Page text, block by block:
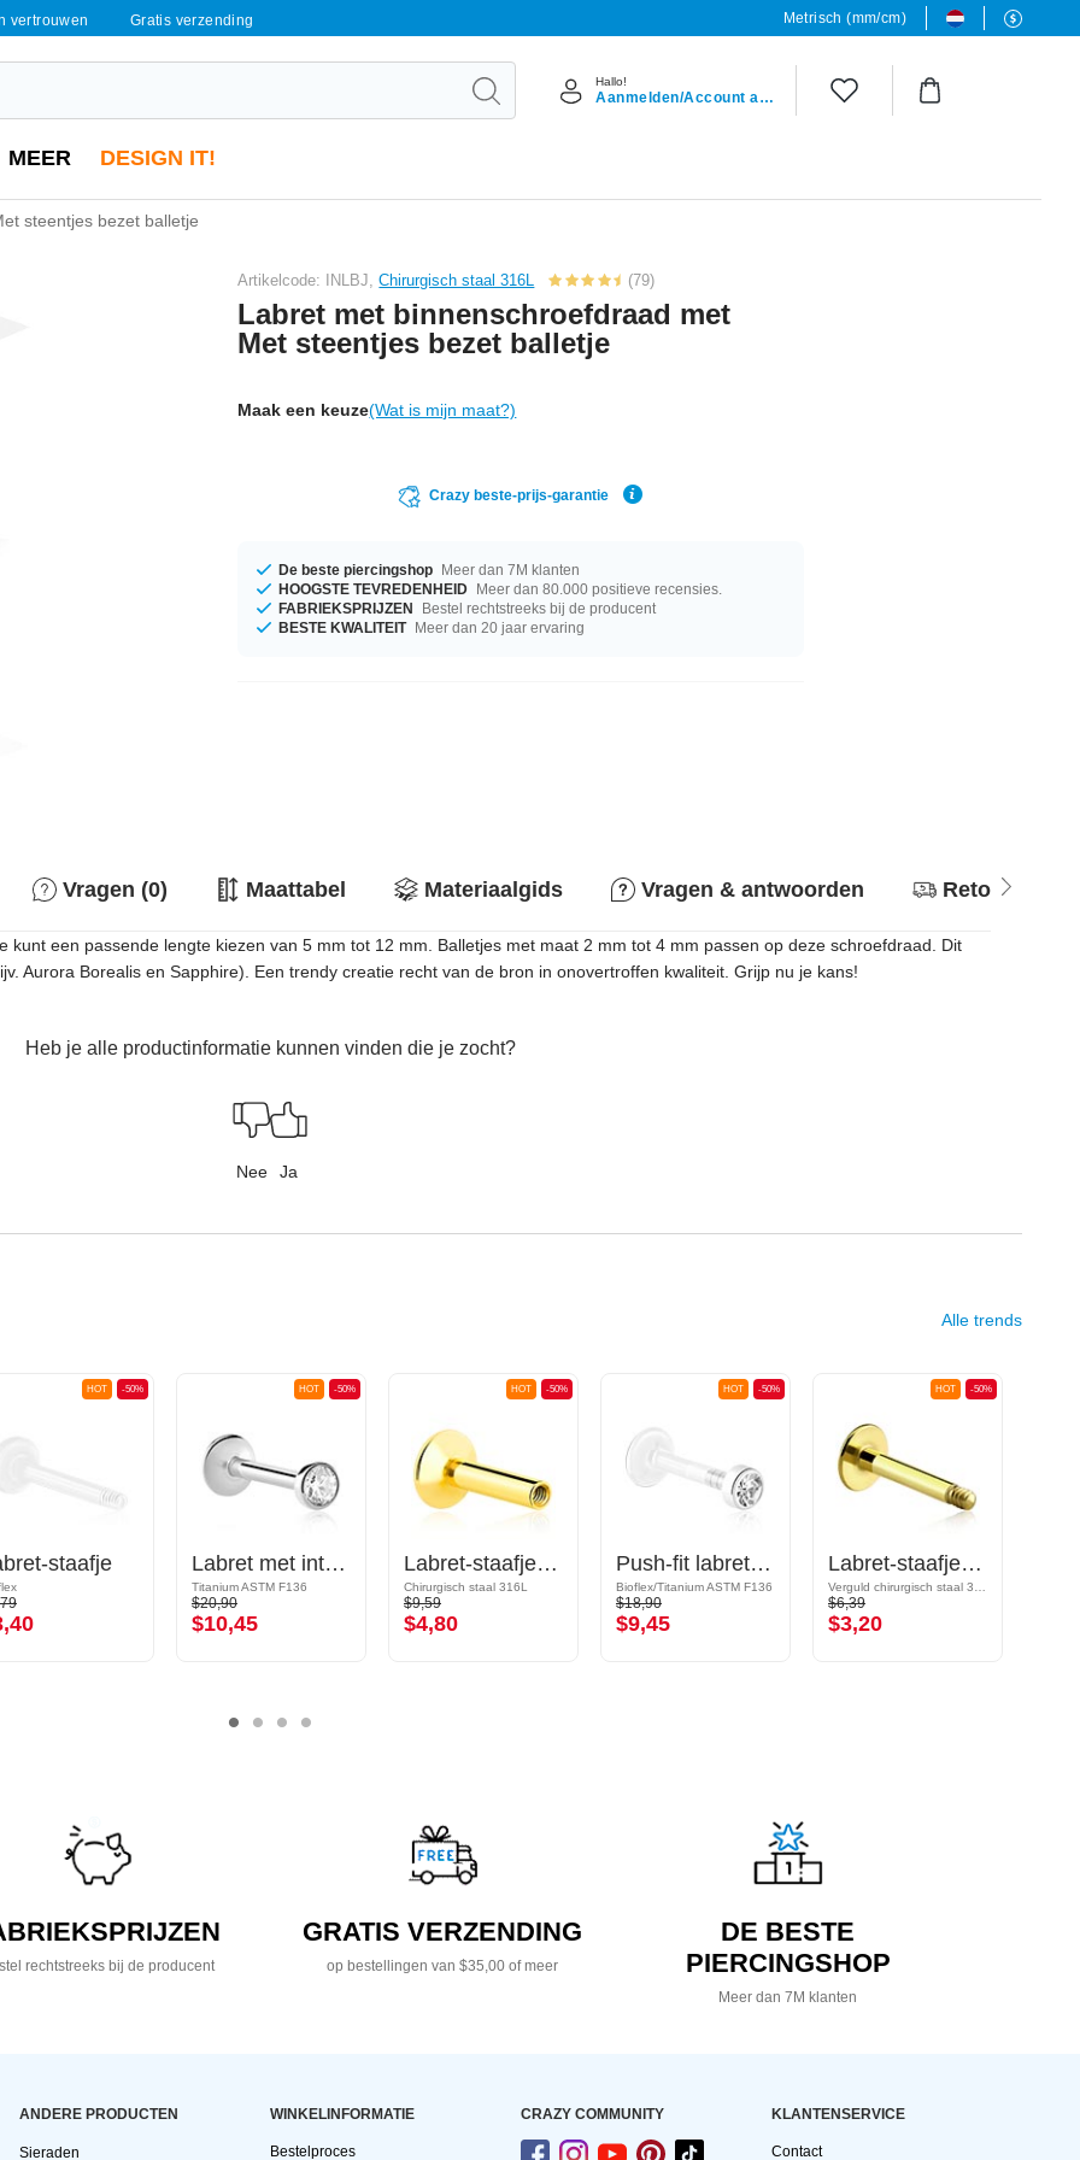
vertrouwen Gratis verzending Metrisch (mm/cm)
Hallo!
Aanmelden/Account aanmaken
MEER DESIGN IT!
steentjes bezet balletje
Artikelcode: INLBJ,Chirurgisch staal 316L (79)
Labret met binnenschroefdraad met
Met steentjes bezet balletje
Maak een keuze(Wat is mijn maat?)
Crazy beste-prijs-garantie
De beste piercingshop Meer dan 7M klanten
HOOGSTE TEVREDENHEID Meer dan 80.000 positieve recensies.
FABRIEKSPRIJZEN
Bestel rechtstreeks bij de producent
BESTE KWALITEIT Meer dan 20 jaar ervaring
Vragen (0) Maattabel Materiaalgids Vragen & antwoorden Retourbeleid
een passende lengte kiezen van 5 mm tot 12 mm. Balletjes met maat 2 mm tot 4 mm passen op deze schroefdraad. Dit
Aurora Borealis en Sapphire). Een trendy creatie recht van de bron in onovertroffen kwaliteit. Grijp nu je kans!
Heb je alle productinformatie kunnen vinden die je zocht?
Nee Ja
Alle trends
-50%
HOT
staafje
-50%
HOT
Labret met interne schroefdraad (titanium, glanzende afwerking) met kristalsteentje
Titanium ASTM F136
$20,90
$10,45
-50%
HOT
Labret-staafje met interne schroefdraad (chirurgisch staal, goud, glanzende afwerking)
Chirurgisch staal 316L
$9,59
$4,80
-50%
HOT
Push-fit labret zonder schroefdraad (bioflex, verschillende kleuren) met accessoire en kristalsteentje
Bioflex/Titanium ASTM F136
$18,90
$9,45
-50%
HOT
Labret-staafje (chirurgisch staal, goud, glanzende afwerking)
$6,39
$3,20
rechtstreeks bij de producent
GRATIS VERZENDING
op bestellingen van $35,00 of meer
DE BESTE
PIERCINGSHOP
Meer dan 7M klanten
ANDERE PRODUCTEN
Sieraden
WINKELINFORMATIE
Bestelproces
CRAZY COMMUNITY KLANTENSERVICE
Contact